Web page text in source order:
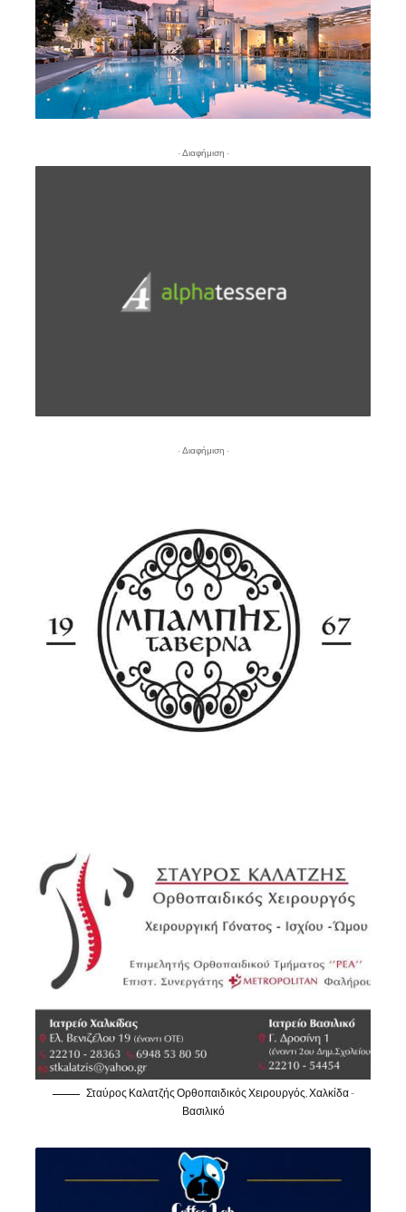
- Διαφήμιση -
- Διαφήμιση -
Σταύρος Καλατζής Ορθοπαιδικός Χειρουργός, Χαλκίδα -
Βασιλικό